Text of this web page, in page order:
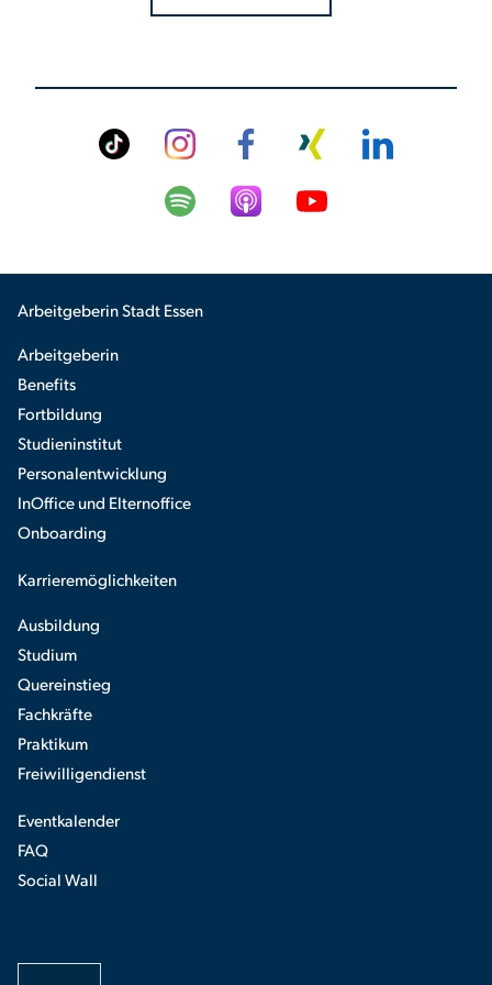
Auswahlgespräche können aus verschiedenen Assessment-Center-
Element zur Anwendung kommt. Ein feststehender Bestandteil des
gewährleisten zu können, werden allen Bewerbenden die gleichen
Fragen gestellt.
Arbeitgeberin Stadt Essen
Arbeitgeberin
Benefits
Fortbildung
Studieninstitut
Personalentwicklung
InOffice und Elternoffice
Onboarding
Karrieremöglichkeiten
Ausbildung
Studium
Quereinstieg
Fachkräfte
Praktikum
Freiwilligendienst
Eventkalender
FAQ
Social Wall